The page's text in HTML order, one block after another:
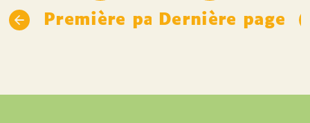
Première pageDernière page